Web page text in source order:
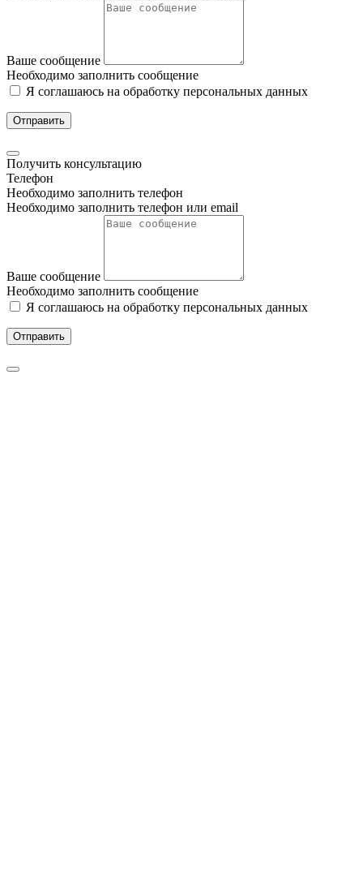
Ваше сообщение
Необходимо заполнить сообщение
Я соглашаюсь на обработку персональных данных
Отправить
Получить консультацию
Телефон
Необходимо заполнить телефон
Необходимо заполнить телефон или email
Ваше сообщение
Необходимо заполнить сообщение
Я соглашаюсь на обработку персональных данных
Отправить